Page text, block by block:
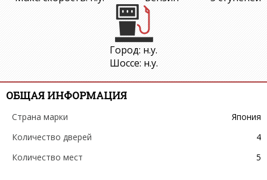
Город: н.у.
Шоссе: н.у.
ОБЩАЯ ИНФОРМАЦИЯ
Страна марки
Япония
Количество дверей
4
Количество мест
5